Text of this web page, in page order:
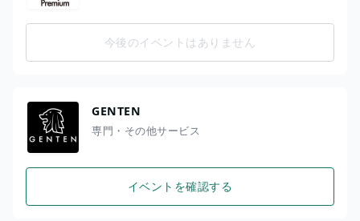
今後のイベントはありません
GENTEN
専門・その他サービス
イベントを確認する